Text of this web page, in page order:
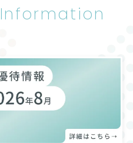
Information